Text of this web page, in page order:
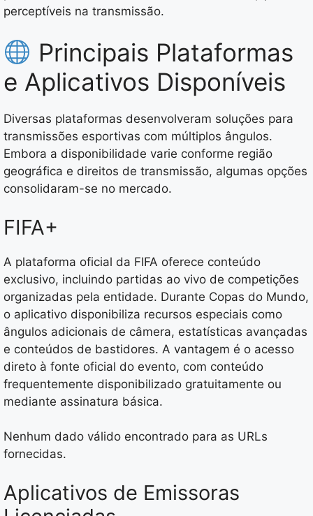
perceptíveis na transmissão.
Principais Plataformas
e Aplicativos Disponíveis
Diversas plataformas desenvolveram soluções para
transmissões esportivas com múltiplos ângulos.
Embora a disponibilidade varie conforme região
geográfica e direitos de transmissão, algumas opções
consolidaram-se no mercado.
FIFA+
A plataforma oficial da FIFA oferece conteúdo
exclusivo, incluindo partidas ao vivo de competições
organizadas pela entidade. Durante Copas do Mundo,
o aplicativo disponibiliza recursos especiais como
ângulos adicionais de câmera, estatísticas avançadas
e conteúdos de bastidores. A vantagem é o acesso
direto à fonte oficial do evento, com conteúdo
frequentemente disponibilizado gratuitamente ou
mediante assinatura básica.
Nenhum dado válido encontrado para as URLs
fornecidas.
Aplicativos de Emissoras